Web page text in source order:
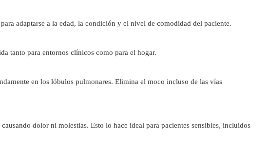
adaptarse a la edad, la condición y el nivel de comodidad del paciente.
tanto para entornos clínicos como para el hogar.
en los lóbulos pulmonares. Elimina el moco incluso de las vías
dolor ni molestias. Esto lo hace ideal para pacientes sensibles, incluidos